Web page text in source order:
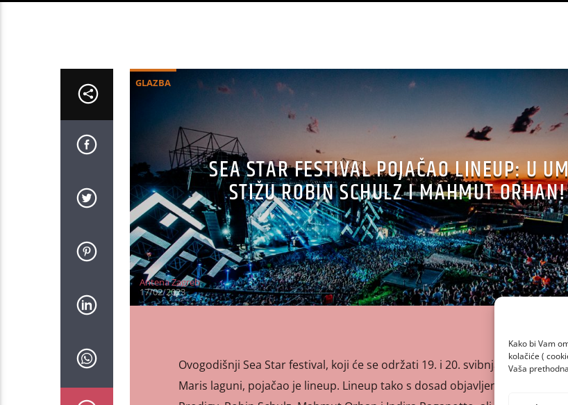
Kako bi Vam
kolačiće (
Vaša
GLAZBA
SEA STAR FESTIVAL POJAČAO LINEUP: U
STIŽU ROBIN SCHULZ I MAHMUT ORHAN!
Antena Zagreb
17/02/2023
Ovogodišnji Sea Star festival, koji će se održati 19. i 20. svibnja u Umagu u
Maris laguni, pojačao je lineup. Lineup tako s dosad objavljenim imenima